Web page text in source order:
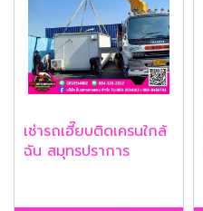
เช่ารถเฮี๊ยบติดเครนใกล้
ฉัน สมุทรปราการ